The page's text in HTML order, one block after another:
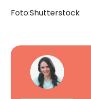
Foto:Shutterstock